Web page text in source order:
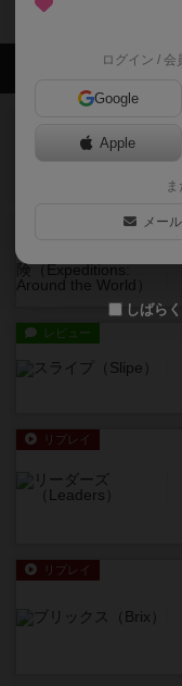
レビュー
リプレイ
リプレイ
ログイン / 会
Google
Apple
メー
しばら